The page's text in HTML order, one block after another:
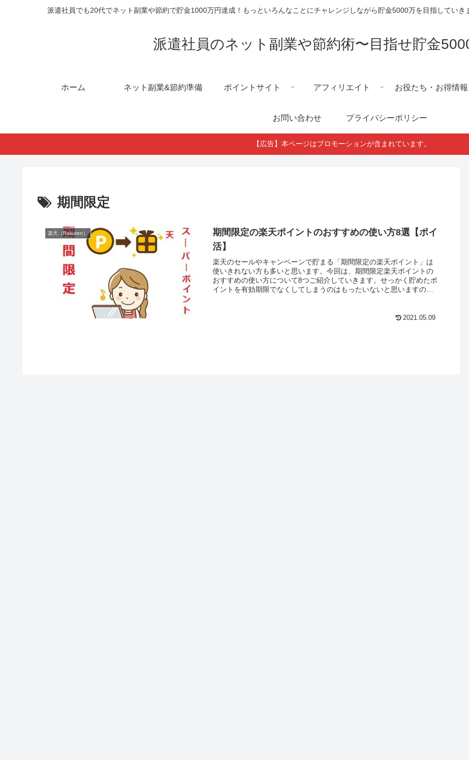
派遣社員でも20代でネット副業や節約で貯金1000万円達成！もっといろんなことにチャレンジしながら貯金5000万を目指していき
派遣社員のネット副業や節約術〜目指せ貯金
ホーム ネット副業&節約準備 ポイントサイト アフィリエイト お役たち・お得情報
お問い合わせ プライバシーポリシー
【広告】本ページはプロモーションが含まれています。
期間限定
楽天（Rakuten）
期間限定の楽天ポイントのおすすめの使い方8選【ポイ
活】
楽天のセールやキャンペーンで貯まる「期間限定の楽天ポイント」は
使いきれない方も多いと思います。今回は、期間限定楽天ポイントの
おすすめの使い方について8つご紹介していきます。せっかく貯めたポ
イントを有効期限でなくしてしまうのはもったいないと思いますの
2021.05.09